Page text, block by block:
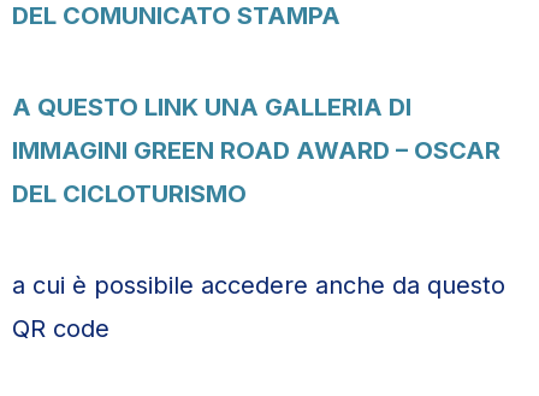
DEL COMUNICATO STAMPA
A QUESTO LINK UNA GALLERIA DI
IMMAGINI GREEN ROAD AWARD – OSCAR
DEL CICLOTURISMO
a cui è possibile accedere anche da questo
QR code